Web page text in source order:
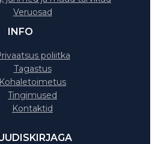
Veruosad
INFO
poliitka
Tagastus
Kohaletoimetus
Tingimused
Kontaktid